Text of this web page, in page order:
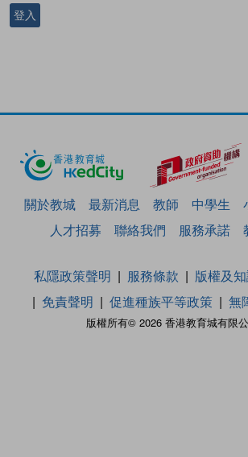
登入
關於教城 最新消息 教師 中學生
人才招募
聯絡我們 服務承諾
版權所有© 2026 香港教育城有限
私隱政策聲明 服務條款
版權及
免責聲明
促進種族平等政策 無